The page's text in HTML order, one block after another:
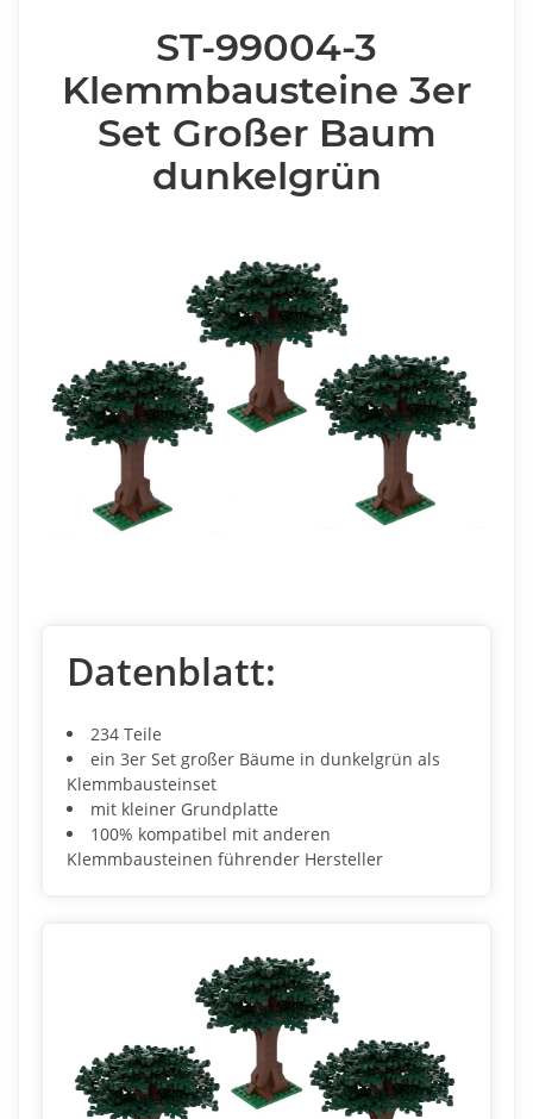
ST-99004-3
Klemmbausteine 3er
Set Großer Baum
dunkelgrün
Datenblatt:
234 Teile
ein 3er Set großer Bäume in dunkelgrün als
Klemmbausteinset
mit kleiner Grundplatte
100% kompatibel mit anderen
Klemmbausteinen führender Hersteller